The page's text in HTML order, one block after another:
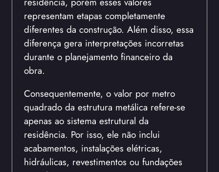
representam etapas completamente
diferentes da construção. Além disso, essa
diferença gera interpretações incorretas
durante o planejamento financeiro da
obra.
Consequentemente, o valor por metro
quadrado da estrutura metálica refere-se
apenas ao sistema estrutural da
residência. Por isso, ele não inclui
acabamentos, instalações elétricas,
hidráulicas, revestimentos ou fundações